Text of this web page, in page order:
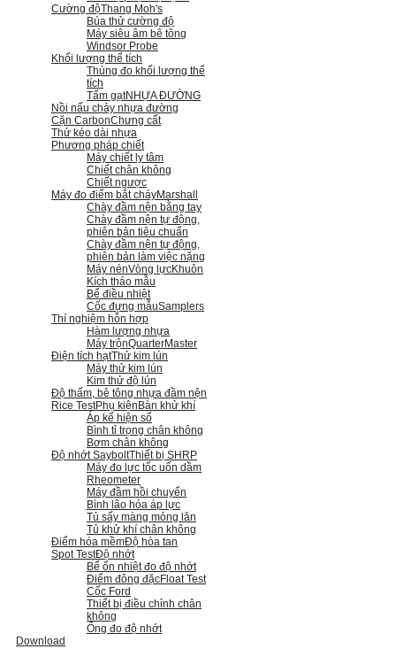
Cường độThang Moh's
Búa thử cường độ
Máy siêu âm bê tông
Windsor Probe
Khối lượng thể tích
Thùng đo khối lượng thể
tích
Tấm gạtNHỰA ĐƯỜNG
Nồi nấu chảy nhựa đường
Cặn CarbonChưng cất
Thử kéo dài nhựa
Phương pháp chiết
Máy chiết ly tâm
Chiết chân không
Chiết ngược
Máy đo điểm bắt cháyMarshall
Chày đầm nện bằng tay
Chày đầm nện tự động,
phiên bản tiêu chuẩn
Chày đầm nện tự động,
phiên bản làm việc nặng
Máy nénVòng lựcKhuôn
Kích tháo mẫu
Bể điều nhiệt
Cốc đựng mẫuSamplers
Thí nghiệm hỗn hợp
Hàm lượng nhựa
Máy trộnQuarterMaster
Điện tích hạtThử kim lún
Máy thử kim lún
Kim thử độ lún
Độ thấm, bê tông nhựa đầm nện
Rice TestPhụ kiện Bàn khử khí
Áp kế hiện số
Bình tỉ trọng chân không
Bơm chân không
Độ nhớt SayboltThiết bị SHRP
Máy đo lực tốc uốn dầm
Rheometer
Máy đầm hồi chuyển
Bình lão hóa áp lực
Tủ sấy màng mỏng lăn
Tủ khử khí chân không
Điểm hóa mềmĐộ hòa tan
Spot TestĐộ nhớt
Bể ổn nhiệt đo độ nhớt
Điểm đông đặcFloat Test
Cốc Ford
Thiết bị điều chỉnh chân
không
Ống đo độ nhớt
Download